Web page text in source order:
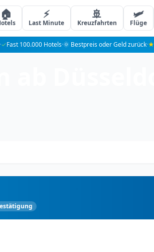
🏠 ⚡
Last Minute
🚢
Kreuzfahrten
🛩️
Flüge
·✓Fast 100.000 Hotels·🌞 Bestpreis oder Geld zurück·★